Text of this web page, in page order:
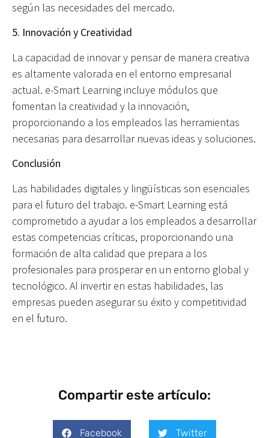
según las necesidades del mercado.
5. Innovación y Creatividad
La capacidad de innovar y pensar de manera creativa
es altamente valorada en el entorno empresarial
actual. e-Smart Learning incluye módulos que
fomentan la creatividad y la innovación,
proporcionando a los empleados las herramientas
necesarias para desarrollar nuevas ideas y soluciones.
Conclusión
Las habilidades digitales y lingüísticas son esenciales
para el futuro del trabajo. e-Smart Learning está
comprometido a ayudar a los empleados a desarrollar
estas competencias críticas, proporcionando una
formación de alta calidad que prepara a los
profesionales para prosperar en un entorno global y
tecnológico. Al invertir en estas habilidades, las
empresas pueden asegurar su éxito y competitividad
en el futuro.
Compartir este artículo:
Facebook Twitter